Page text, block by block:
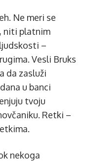
Ne meri se
niti platnim
–
Vesli Bruks
da zasluži
u banci
tvoju
Retki –
nekoga